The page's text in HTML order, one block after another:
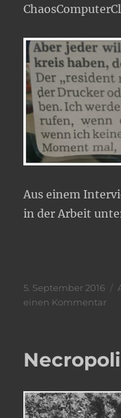
Aus einem
in der Arbeit
Veröffentlicht
am
5. September 2016
einen Kommentarzu